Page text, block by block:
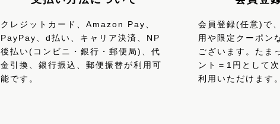
クレジットカード、Amazon Pay、
PayPay、d払い、キャリア決済、NP
後払い(コンビニ・銀行・郵便局)、代
金引換、銀行振込、郵便振替が利用可
能です。
会員登録(任意)で
用や限定クーポン
ございます。たま
ント＝1円として
利用いただけます。